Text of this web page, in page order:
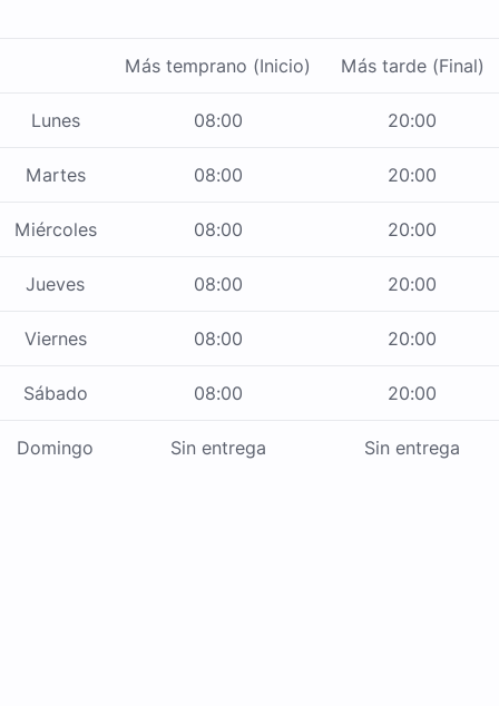
Más temprano (Inicio) Más tarde (Final)
Lunes 08:00 20:00
Martes 08:00 20:00
Miércoles 08:00 20:00
Jueves 08:00 20:00
Viernes 08:00 20:00
Sábado 08:00 20:00
Domingo Sin entrega Sin entrega